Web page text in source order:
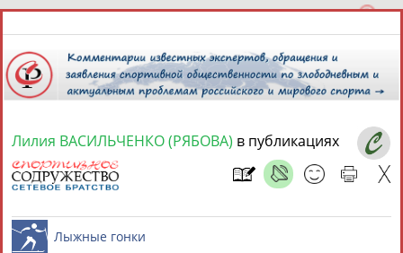
8 августа 2026 года, 17:08
СПОРТСМЕНЫ, ТРЕНЕРЫ И СПЕЦИАЛИСТЫ
Лилия ВАСИЛЬЧЕНКО (РЯБОВА) в публикациях